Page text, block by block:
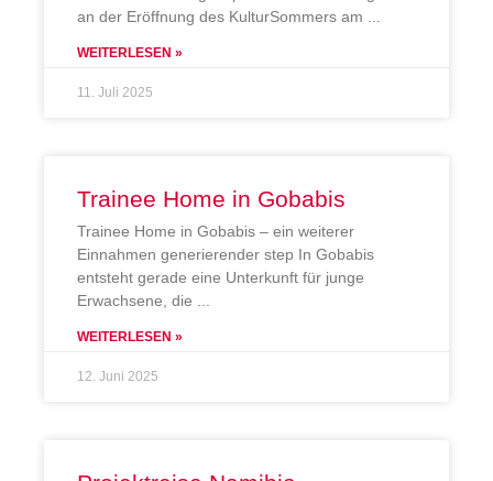
an der Eröffnung des KulturSommers am
WEITERLESEN »
11. Juli 2025
Trainee Home in Gobabis
Trainee Home in Gobabis – ein weiterer
Einnahmen generierender step In Gobabis
entsteht gerade eine Unterkunft für junge
Erwachsene, die
WEITERLESEN »
12. Juni 2025